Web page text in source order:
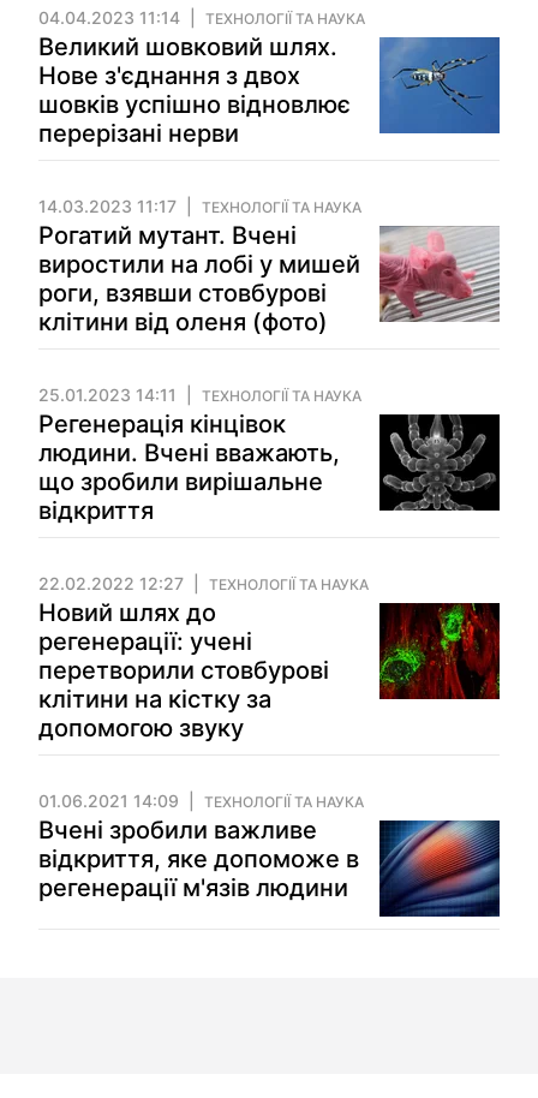
04.04.2023 11:14 ТЕХНОЛОГІЇ ТА НАУКА
Великий шовковий шлях.
Нове з'єднання з двох
шовків успішно відновлює
перерізані нерви
14.03.2023 11:17 ТЕХНОЛОГІЇ ТА НАУКА
Рогатий мутант. Вчені
виростили на лобі у мишей
роги, взявши стовбурові
клітини від оленя (фото)
25.01.2023 14:11 ТЕХНОЛОГІЇ ТА НАУКА
Регенерація кінцівок
людини. Вчені вважають,
що зробили вирішальне
відкриття
22.02.2022 12:27 ТЕХНОЛОГІЇ ТА НАУКА
Новий шлях до
регенерації: учені
перетворили стовбурові
клітини на кістку за
допомогою звуку
01.06.2021 14:09 ТЕХНОЛОГІЇ ТА НАУКА
Вчені зробили важливе
відкриття, яке допоможе в
регенерації м'язів людини